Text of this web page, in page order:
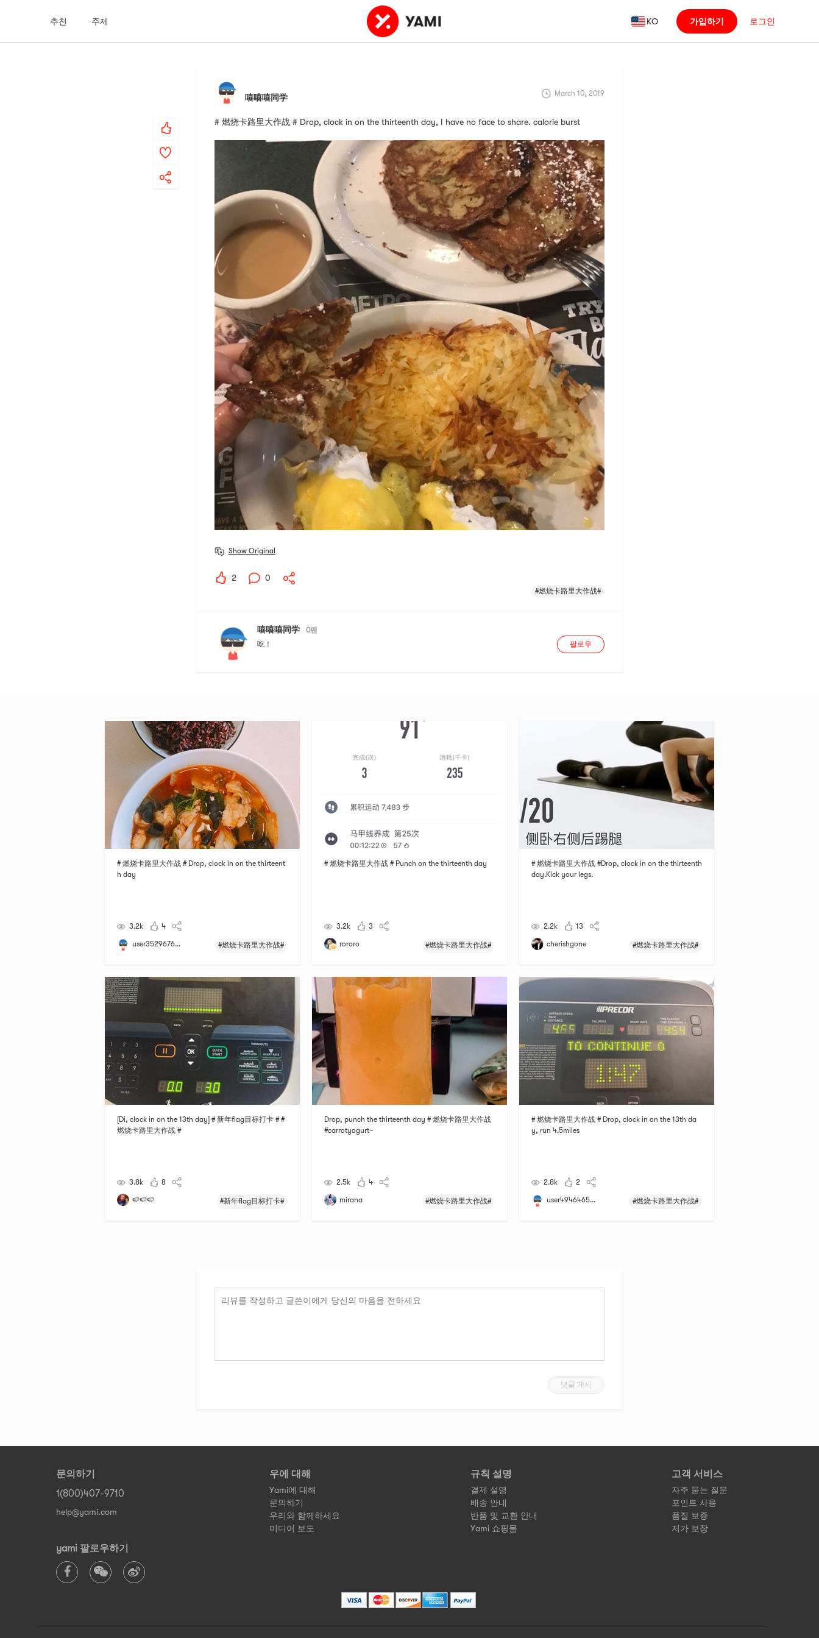
추천 주제 KO 가입하기 로그인
嘻嘻嘻同学 March 10, 2019
# 燃烧卡路里大作战 # Drop, clock in on the thirteenth day, I have no face to share. calorie burst
Show Original
2 0
#燃烧卡路里大作战#
嘻嘻嘻同学 0팬
吃！
팔로우
# 燃烧卡路里大作战 # Drop, clock in on the thirteent
h day
3.2k 4
user3529676... #燃烧卡路里大作战#
# 燃烧卡路里大作战 # Punch on the thirteenth day
3.2k 3
rororo #燃烧卡路里大作战#
# 燃烧卡路里大作战 #Drop, clock in on the thirteenth
day.Kick your legs.
2.2k 13
cherishgone #燃烧卡路里大作战#
[Di, clock in on the 13th day] # 新年flag目标打卡 # #
燃烧卡路里大作战 #
3.8k 8
🍉🍉🍉 #新年flag目标打卡#
Drop, punch the thirteenth day # 燃烧卡路里大作战
#carrotyogurt~
2.5k 4
mirana #燃烧卡路里大作战#
# 燃烧卡路里大作战 # Drop, clock in on the 13th da
y, run 4.5miles
2.8k 2
user4946465... #燃烧卡路里大作战#
댓글 게시
문의하기
1(800)407-9710
help@yami.com
yami 팔로우하기
우에 대해
Yami에 대해
문의하기
우리와 함께하세요
미디어 보도
규칙 설명
결제 설명
배송 안내
반품 및 교환 안내
Yami 쇼핑몰
고객 서비스
자주 묻는 질문
포인트 사용
품질 보증
저가 보장